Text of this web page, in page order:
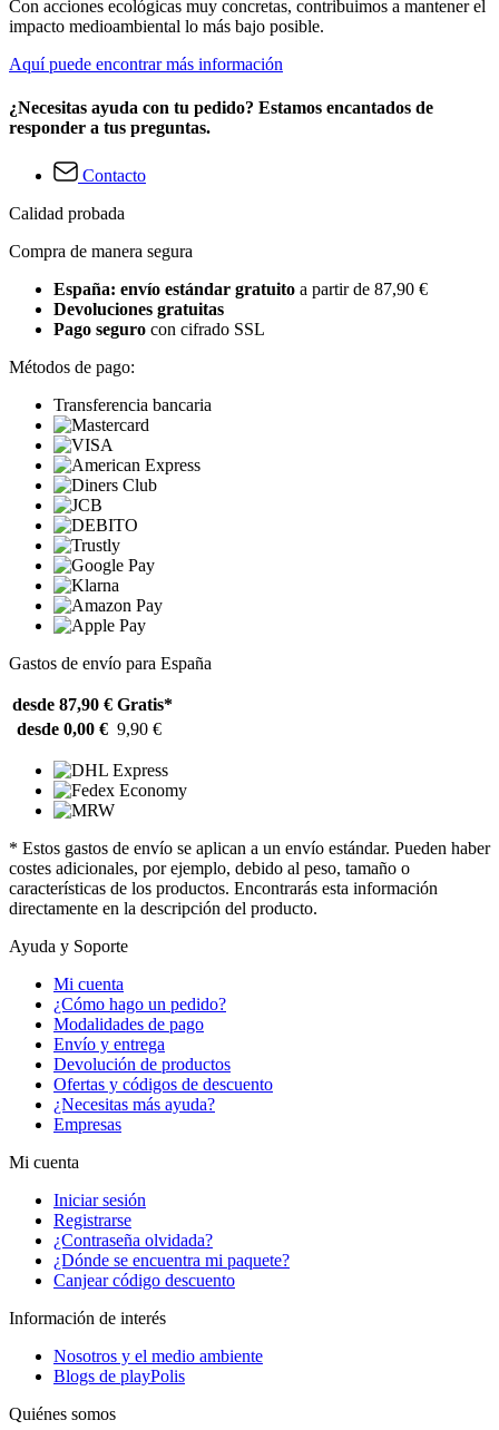
Con acciones ecológicas muy concretas, contribuimos a mantener el
impacto medioambiental lo más bajo posible.
Aquí puede encontrar más información
¿Necesitas ayuda con tu pedido? Estamos encantados de
responder a tus preguntas.
Contacto
Calidad probada
Compra de manera segura
España: envío estándar gratuito a partir de 87,90 €
Devoluciones gratuitas
Pago seguro con cifrado SSL
Métodos de pago:
Transferencia bancaria
Gastos de envío para España
desde 87,90 € Gratis*
desde 0,00 € 9,90 €
* Estos gastos de envío se aplican a un envío estándar. Pueden haber
costes adicionales, por ejemplo, debido al peso, tamaño o
características de los productos. Encontrarás esta información
directamente en la descripción del producto.
Ayuda y Soporte
Mi cuenta
¿Cómo hago un pedido?
Modalidades de pago
Envío y entrega
Devolución de productos
Ofertas y códigos de descuento
¿Necesitas más ayuda?
Empresas
Mi cuenta
Iniciar sesión
Registrarse
¿Contraseña olvidada?
¿Dónde se encuentra mi paquete?
Canjear código descuento
Información de interés
Nosotros y el medio ambiente
Blogs de playPolis
Quiénes somos